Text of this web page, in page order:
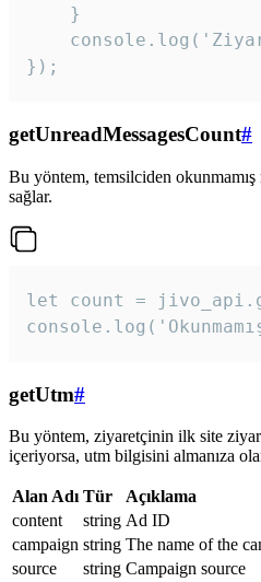
    }
});
getUnreadMessagesCount#
Bu yöntem, temsilciden okunmamış
sağlar.
let count =
getUtm#
Bu yöntem, ziyaretçinin ilk site
içeriyorsa, utm bilgisini almanıza
Alan Adı Tür
Açıklama
content
string Ad ID
campaign string The name of the
source
string Campaign source